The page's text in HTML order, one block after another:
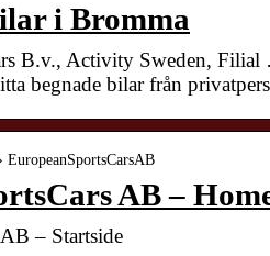
i Bromma
B.v., Activity Sweden,
begnade bilar från
AB –
– Startside